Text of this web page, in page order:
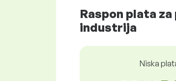
Raspon plata
industrija
Niska